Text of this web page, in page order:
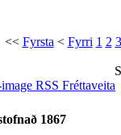
<< Fyrsta < Fyrri 1 2 3
RSS Fréttaveita
1867